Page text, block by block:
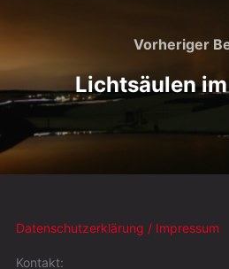
Vorheriger
Lichtsäulen
Datenschutzerklärung / Impressum
Kontakt: